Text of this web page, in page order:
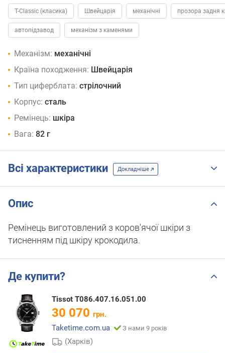
T-Classic (класика) Швейцарія механічні прозора задня
автопідзавод механізм з каменями
Механізм: механічні
Країна походження: Швейцарія
Тип циферблата: стрілочний
Корпус: сталь
Ремінець: шкіра
Вага: 82 г
Всі характеристики Докладніше
Опис
Ремінець виготовлений з коров'ячої шкіри з
тисненням під шкіру крокодила.
Де купити?
Tissot T086.407.16.051.00
30 070 грн.
Taketime.com.ua
З нами 9 років
(Харків)